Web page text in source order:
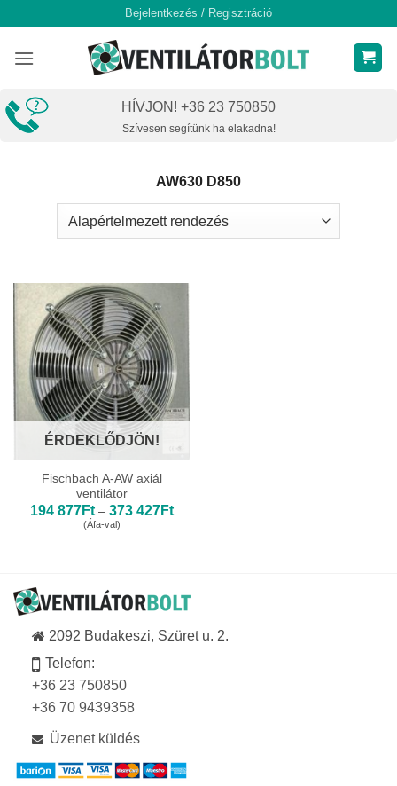
content
Bejelentkezés / Regisztráció
HÍVJON! +36 23 750850
Szívesen segítünk ha elakadna!
AW630 D850
ÉRDEKLŐDJÖN!
Fischbach A-AW axiál
ventilátor
194 877Ft – 373 427FtÁrtartomány:
(Áfa-val)
2092 Budakeszi, Szüret u. 2.
Telefon:
+36 23 750850
+36 70 9439358
Üzenet küldés